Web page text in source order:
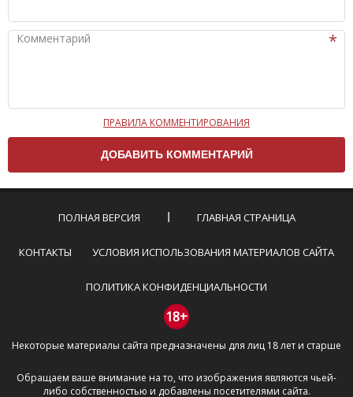
Комментарий
Чтобы ваш комментарий был опубликован на сайте,
вам нужно придерживаться следующих правил:
Комментарий не может быть слишком
эмоциональных высказываний.
Не стоит отклоняться от предмета обсуждения.
Пожалуйста, не используйте в комментарие
призывы к насилию и высказывания,
направленные на разжигание расовой,
межнациональной и религиозной розни —
пожалейте наших модераторов, они кстати
очень славные ребята, поверьте.
буквами.
ПРАВИЛА КОММЕНТИРОВАНИЯ
ПОЛНАЯ ВЕРСИЯ ГЛАВНАЯ СТРАНИЦА
КОНТАКТЫ УСЛОВИЯ ИСПОЛЬЗОВАНИЯ МАТЕРИАЛОВ САЙТА
ПОЛИТИКА КОНФИДЕНЦИАЛЬНОСТИ
18+
Некоторые материалы сайта предназначены для лиц 18 лет и старше
Обращаем ваше внимание на то, что изображения являются чьей-
либо собственностью и добавлены посетителями сайта.